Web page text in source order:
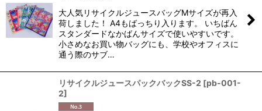
大人気リサイクルジュースバッグMサイズが再入
荷しました！ A4もばっちり入ります。 いちばん
スタンダードなかばんサイズで使いやすいです。
小さめなお買い物バッグにも、学校やオフィスに
通う際のサブ…
リサイクルジュースパックバックSS-2 [pb-001-
2]